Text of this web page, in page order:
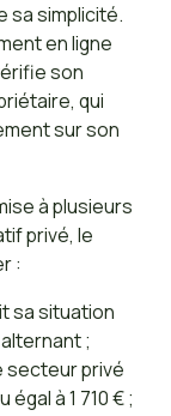
sa simplicité.
en ligne
son
qui
sur son
à plusieurs
privé, le
:
sa situation
;
secteur privé
à 1 710 € ;